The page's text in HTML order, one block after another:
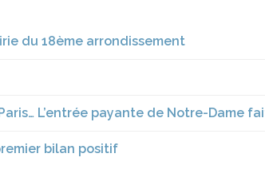
du 18ème arrondissement
L’entrée payante de Notre-Dame
bilan positif